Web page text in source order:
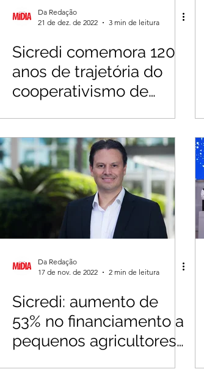
Da Redação
21 de dez. de 2022
3 min de leitura
Sicredi comemora 120
anos de trajetória do
cooperativismo de
Da Redação
17 de nov. de 2022
2 min de leitura
Sicredi: aumento de
53% no financiamento a
pequenos agricultores